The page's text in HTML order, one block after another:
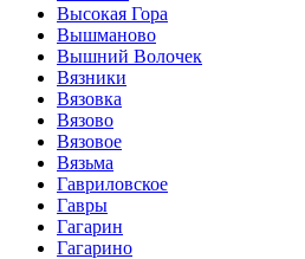
Высокая Гора
Вышманово
Вышний Волочек
Вязники
Вязовка
Вязово
Вязовое
Вязьма
Гавриловское
Гавры
Гагарин
Гагарино